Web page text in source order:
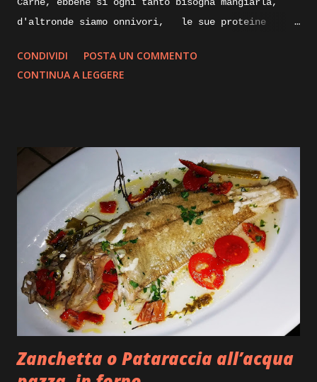
Carne, ebbene si ogni tanto bisogna mangiarla,
d'altronde siamo onnivori, le sue proteine
alla nostra massa muscolare, lungi da me
sostituire la/ il nutrizionista, ma per quanto
annienti o quasi tutte le proprietà ed il gusto
della carne, parliamo infatti della cottura a
bassa temperatura, ma vi spigherò tutto nella
descrizione passo passo della ricetta, intanto vi
elenco gli ingredienti e andremo subito ad
iniziare. Ingredienti: Carrè di agnello, diciamo
tre costolette a porzione, olio evo pepe e sale,
Salvia, succo di melagrana, zucchero di canna
integrale, burro, olio evo, gherigli di noci.
Execution: Ricetta facile per il carrè di agnello
che ci apprestiamo a preparare, dice...
CONDIVIDI
POSTA UN COMMENTO
CONTINUA A LEGGERE
Zanchetta o Pataraccia all’acqua